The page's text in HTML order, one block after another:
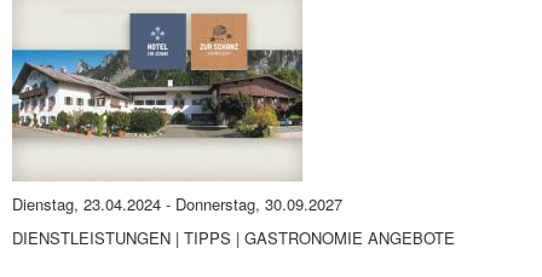
Dienstag, 23.04.2024 - Donnerstag, 30.09.2027
DIENSTLEISTUNGEN | TIPPS | GASTRONOMIE ANGEBOTE